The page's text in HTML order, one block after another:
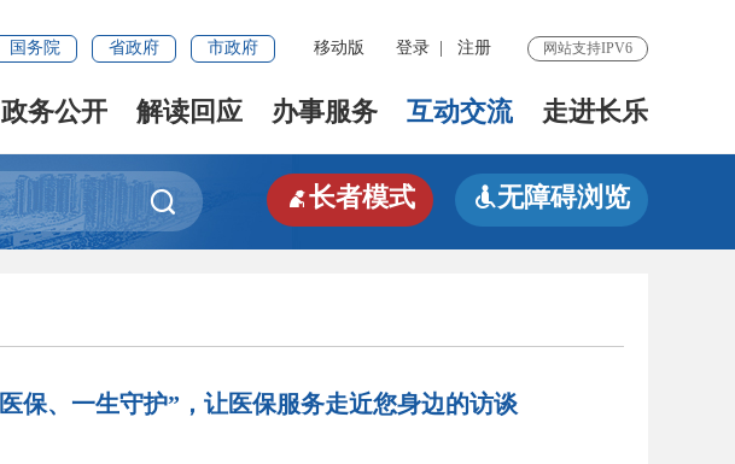
国务院 省政府 市政府 移动版 登录 注册 网站支持IPV6
政务公开 解读回应 办事服务 互动交流 走进长乐
 长者模式 无障碍浏览
保、一生守护”，让医保服务走近您身边的访谈